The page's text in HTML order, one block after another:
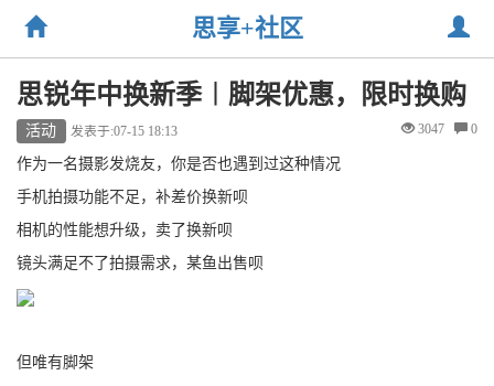
思享+社区
思锐年中换新季︱脚架优惠，限时换购
活动 发表于:07-15 18:13 3047 0
作为一名摄影发烧友，你是否也遇到过这种情况
手机拍摄功能不足，补差价换新呗
相机的性能想升级，卖了换新呗
镜头满足不了拍摄需求，某鱼出售呗
但唯有脚架